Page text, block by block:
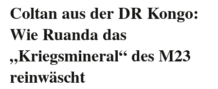
Coltan aus der DR Kongo:
Wie Ruanda das
„Kriegsmineral“ des M23
reinwäscht